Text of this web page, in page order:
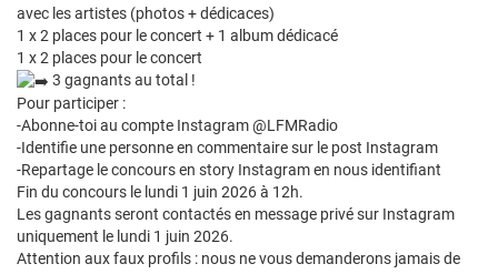
avec les artistes (photos + dédicaces)
1 x 2 places pour le concert + 1 album dédicacé
1 x 2 places pour le concert
3 gagnants au total !
Pour participer :
-Abonne-toi au compte Instagram @LFMRadio
-Identifie une personne en commentaire sur le post Instagram
-Repartage le concours en story Instagram en nous identifiant
Fin du concours le lundi 1 juin 2026 à 12h.
Les gagnants seront contactés en message privé sur Instagram
uniquement le lundi 1 juin 2026.
Attention aux faux profils : nous ne vous demanderons jamais de